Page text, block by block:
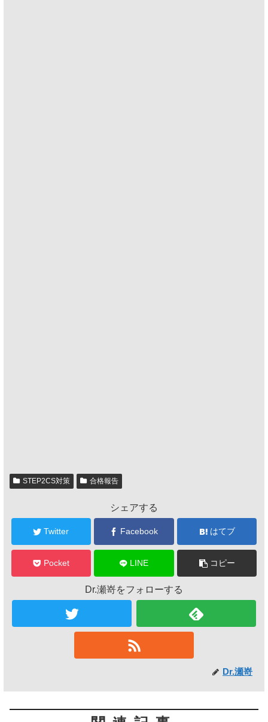
STEP2CS対策 合格報告
シェアする
Twitter Facebook はてブ
Pocket LINE コピー
Dr.瀬嵜をフォローする
Dr.瀬嵜